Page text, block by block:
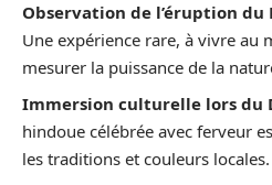
Observation de l’éruption du
Une expérience rare, à vivre au
mesurer la puissance de la
Immersion culturelle lors du
hindoue célébrée avec ferveur
les traditions et couleurs locales.